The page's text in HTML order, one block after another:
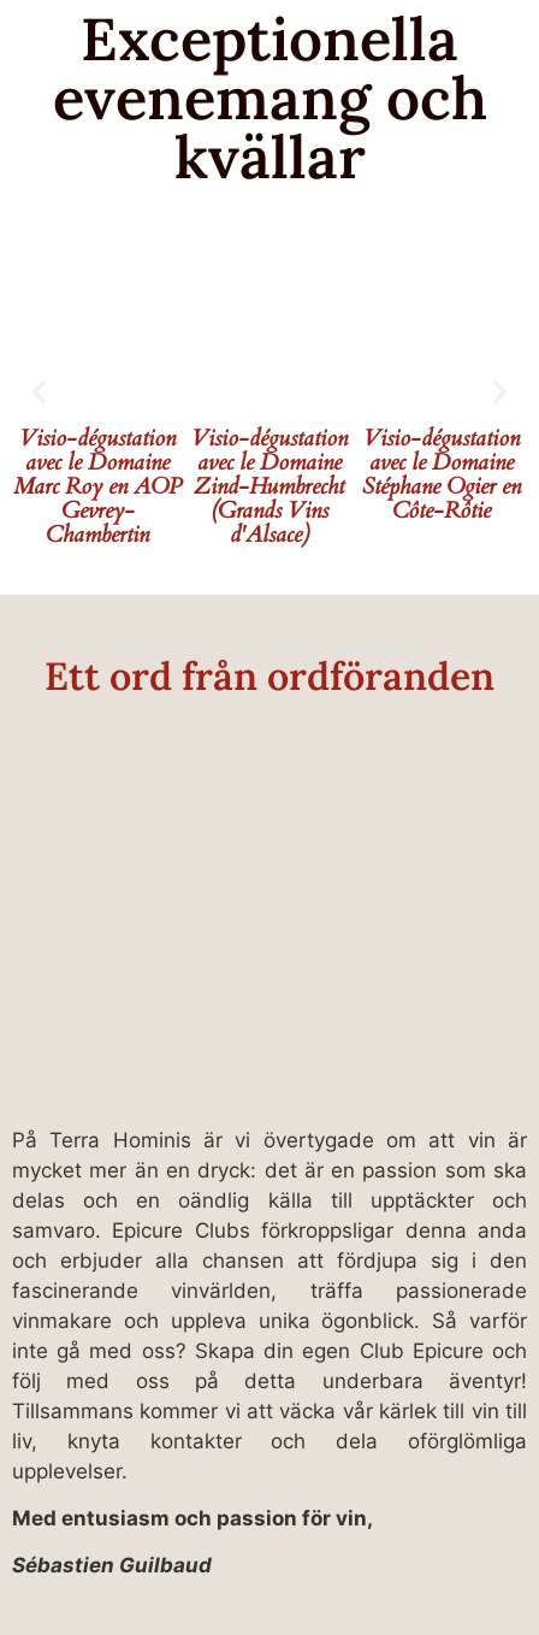
Exceptionella
evenemang och
kvällar
Visio-dégustation
avec le Domaine
Marc Roy en AOP
Gevrey-
Chambertin
Visio-dégustation
avec le Domaine
Zind-Humbrecht
(Grands Vins
d'Alsace)
Visio-dégustation
avec le Domaine
Stéphane Ogier en
Côte-Rôtie
Ett ord från ordföranden
På Terra Hominis är vi övertygade om att vin är
mycket mer än en dryck: det är en passion som ska
delas och en oändlig källa till upptäckter och
samvaro. Epicure Clubs förkroppsligar denna anda
och erbjuder alla chansen att fördjupa sig i den
fascinerande vinvärlden, träffa passionerade
vinmakare och uppleva unika ögonblick. Så varför
inte gå med oss? Skapa din egen Club Epicure och
följ med oss på detta underbara äventyr!
Tillsammans kommer vi att väcka vår kärlek till vin till
liv, knyta kontakter och dela oförglömliga
upplevelser.
Med entusiasm och passion för vin,
Sébastien Guilbaud